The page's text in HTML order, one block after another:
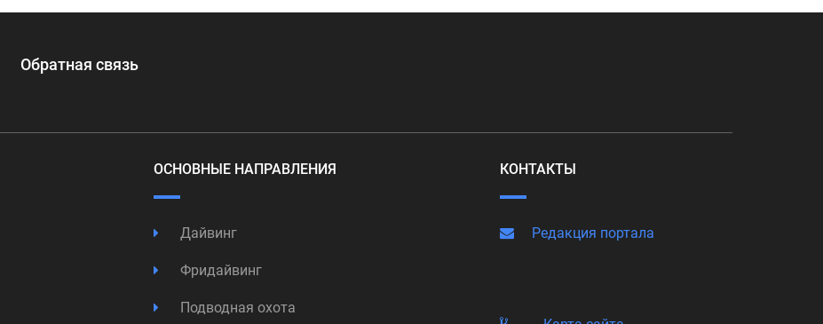
Обратная связь
ОСНОВНЫЕ НАПРАВЛЕНИЯ
Дайвинг
Фридайвинг
Подводная охота
КОНТАКТЫ
Редакция портала